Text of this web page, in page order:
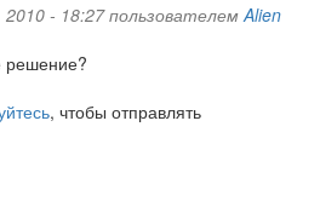
2010 - 18:27 пользователемAlien
решение?
, чтобы отправлять